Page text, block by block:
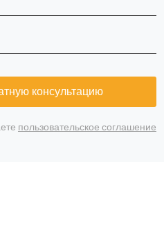
консультацию
пользовательское соглашение